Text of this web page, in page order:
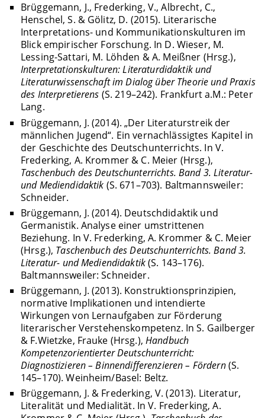
Brüggemann, J., Frederking, V., Albrecht, C.,
Henschel, S. & Gölitz, D. (2015). Literarische
Interpretations- und Kommunikationskulturen im
Blick empirischer Forschung. In D. Wieser, M.
Lessing-Sattari, M. Löhden & A. Meißner (Hrsg.),
Interpretationskulturen: Literaturdidaktik und
Literaturwissenschaft im Dialog über Theorie und Praxis
des Interpretierens (S. 219–242). Frankfurt a.M.: Peter
Lang.
Brüggemann, J. (2014). „Der Literaturstreik der
männlichen Jugend“. Ein vernachlässigtes Kapitel in
der Geschichte des Deutschunterrichts. In V.
Frederking, A. Krommer & C. Meier (Hrsg.),
Taschenbuch des Deutschunterrichts. Band 3. Literatur-
und Mediendidaktik (S. 671–703). Baltmannsweiler:
Schneider.
Brüggemann, J. (2014). Deutschdidaktik und
Germanistik. Analyse einer umstrittenen
Beziehung. In V. Frederking, A. Krommer & C. Meier
(Hrsg.), Taschenbuch des Deutschunterrichts. Band 3.
Literatur- und Mediendidaktik(S. 143–176).
Baltmannsweiler: Schneider.
Brüggemann, J. (2013). Konstruktionsprinzipien,
normative Implikationen und intendierte
Wirkungen von Lernaufgaben zur Förderung
literarischer Verstehenskompetenz. In S. Gailberger
& F.Wietzke, Frauke (Hrsg.),Handbuch
Kompetenzorientierter Deutschunterricht:
Diagnostizieren – Binnendifferenzieren – Fördern(S.
145–170). Weinheim/Basel: Beltz.
Brüggemann, J. & Frederking, V. (2013). Literatur,
Literalität und Medialität. In V. Frederking, A.